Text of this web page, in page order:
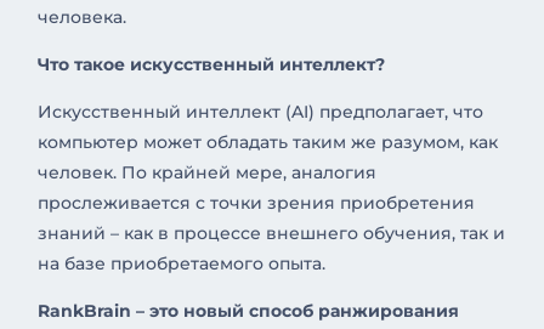
человека.
Что такое искусственный интеллект?
Искусственный интеллект (AI) предполагает, что
компьютер может обладать таким же разумом, как
человек. По крайней мере, аналогия
прослеживается с точки зрения приобретения
знаний – как в процессе внешнего обучения, так и
на базе приобретаемого опыта.
RankBrain – это новый способ ранжирования